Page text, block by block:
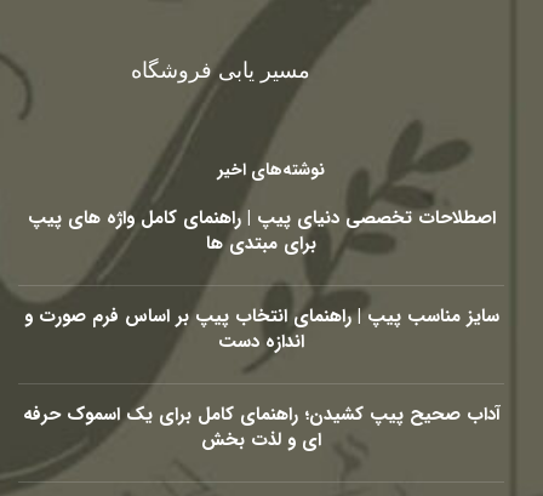
مسیر یابی فروشگاه
نوشته‌های اخیر
اصطلاحات تخصصی دنیای پیپ | راهنمای کامل واژه های پیپ
برای مبتدی ها
سایز مناسب پیپ | راهنمای انتخاب پیپ بر اساس فرم صورت و
اندازه دست
آداب صحیح پیپ کشیدن؛ راهنمای کامل برای یک اسموک حرفه
ای و لذت بخش